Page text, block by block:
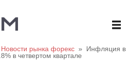
Новости рынка форекс »
Инфляция в
в четвертом квартале